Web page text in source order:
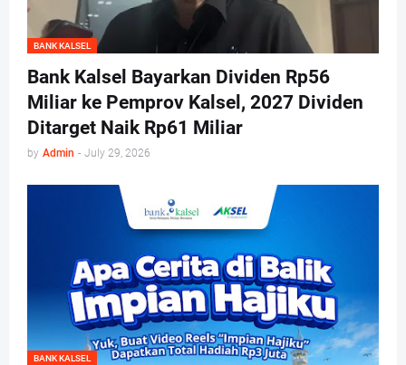
BANK KALSEL
Bank Kalsel Bayarkan Dividen Rp56
Miliar ke Pemprov Kalsel, 2027 Dividen
Ditarget Naik Rp61 Miliar
by Admin - July 29, 2026
BANK KALSEL